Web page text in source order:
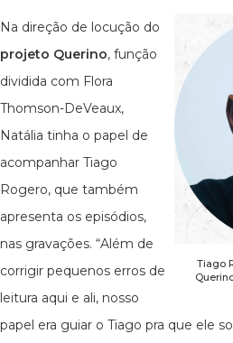
Tiago
Na direção de locução do
projeto Querino, função
dividida com Flora
Thomson-DeVeaux,
Natália tinha o papel de
acompanhar Tiago
Rogero, que também
apresenta os episódios,
nas gravações. “Além de
corrigir pequenos erros de
leitura aqui e ali, nosso
papel era guiar o Tiago pra que ele